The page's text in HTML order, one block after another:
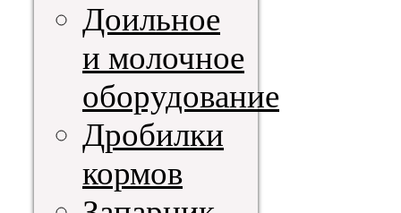
Доильное
и молочное
оборудование
Дробилки
кормов